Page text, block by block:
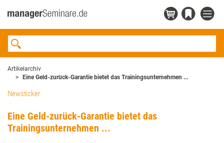
Artikelarchiv
Eine Geld-zurück-Garantie bietet das Trainingsunternehmen ...
Newsticker
Eine Geld-zurück-Garantie bietet das
Trainingsunternehmen ...